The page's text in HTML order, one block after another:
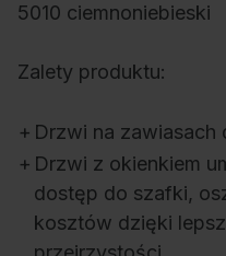
5010 ciemnoniebieski
Zalety produktu:
+ Drzwi na zawiasach
+ Drzwi z okienkiem
dostęp do szafki,
kosztów dzięki